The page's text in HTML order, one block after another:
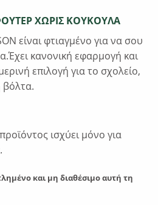
ΧΩΡΙΣ ΚΟΥΚΟΥΛΑ
είναι φτιαγμένο για να σου
κανονική εφαρμογή και
επιλογή για το σχολείο,
βόλτα.
ισχύει μόνο για
.
και μη διαθέσιμο αυτή τη